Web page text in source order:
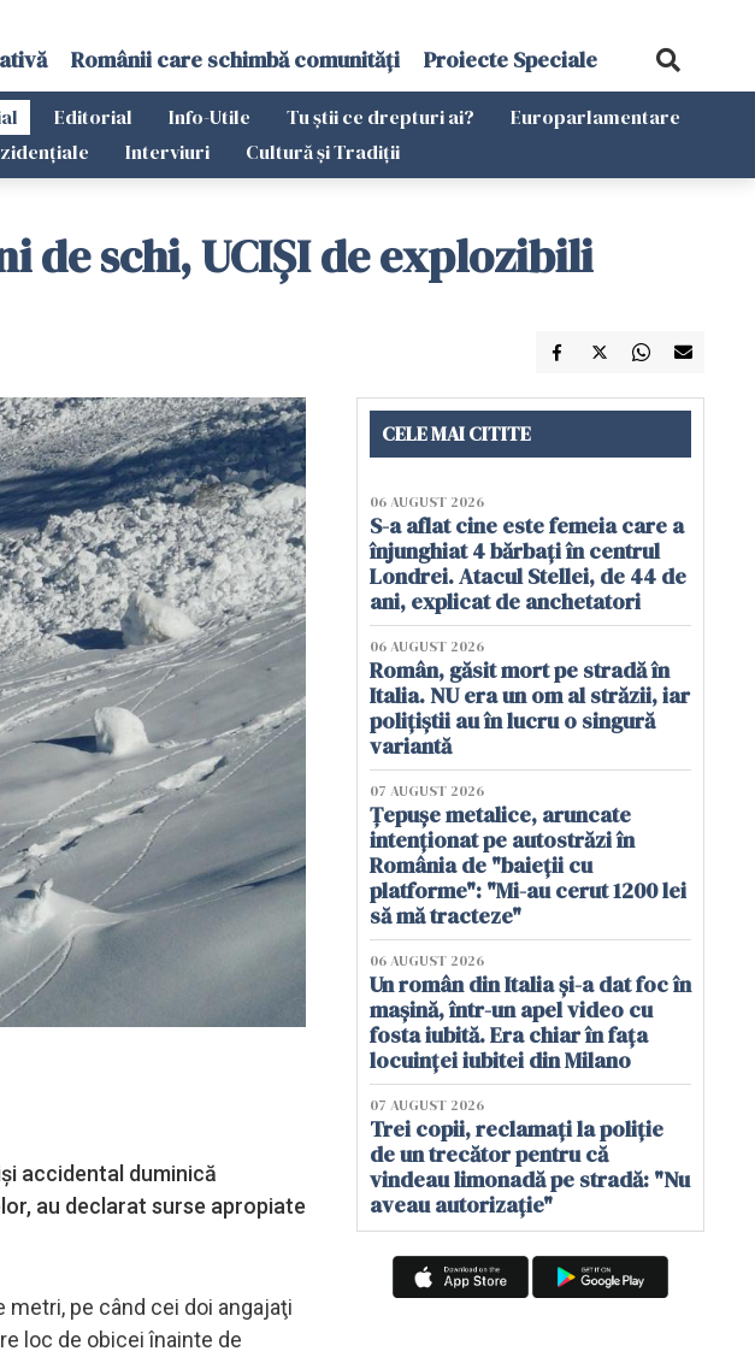
Românii care schimbă comunități Proiecte Speciale
Editorial Info-Utile Tu știi ce drepturi ai?
Europarlamentare
Interviuri Cultură și Tradiții
de schi, UCIȘI de explozibili
accidental duminică
au declarat surse apropiate
pe când cei doi angajaţi
loc de obicei înainte de
CELE MAI CITITE
06 AUGUST 2026
S-a aflat cine este femeia care a
înjunghiat 4 bărbați în centrul
Londrei. Atacul Stellei, de 44 de
ani, explicat de anchetatori
06 AUGUST 2026
Român, găsit mort pe stradă în
Italia. NU era un om al străzii, iar
polițiștii au în lucru o singură
variantă
07 AUGUST 2026
Țepușe metalice, aruncate
intenționat pe autostrăzi în
România de "baieții cu
platforme": "Mi-au cerut 1200 lei
să mă tracteze"
06 AUGUST 2026
Un român din Italia și-a dat foc în
mașină, într-un apel video cu
fosta iubită. Era chiar în fața
locuinței iubitei din Milano
07 AUGUST 2026
Trei copii, reclamați la poliție
de un trecător pentru că
vindeau limonadă pe stradă: "Nu
aveau autorizație"